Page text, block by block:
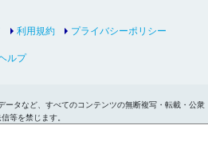
利用規約 プライバシーポリシー
ルプ
ータなど、すべてのコンテンツの無断複写・転載・公衆
等を禁じます。